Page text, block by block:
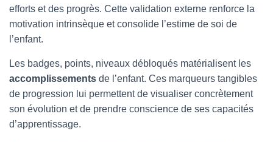
efforts et des progrès. Cette validation externe renforce la
motivation intrinsèque et consolide l’estime de soi de
l’enfant.
Les badges, points, niveaux débloqués matérialisent les
accomplissements de l’enfant. Ces marqueurs tangibles
de progression lui permettent de visualiser concrètement
son évolution et de prendre conscience de ses capacités
d’apprentissage.